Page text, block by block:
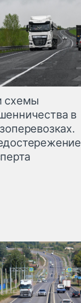
схемы
в